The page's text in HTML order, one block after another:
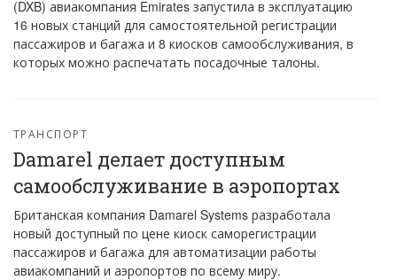
(DXB) авиакомпания Emirates запустила в эксплуатацию
16 новых станций для самостоятельной регистрации
пассажиров и багажа и 8 киосков самообслуживания, в
которых можно распечатать посадочные талоны.
ТРАНСПОРТ
Damarel делает доступным
самообслуживание в аэропортах
Британская компания Damarel Systems разработала
новый доступный по цене киоск саморегистрации
пассажиров и багажа для автоматизации работы
авиакомпаний и аэропортов по всему миру.